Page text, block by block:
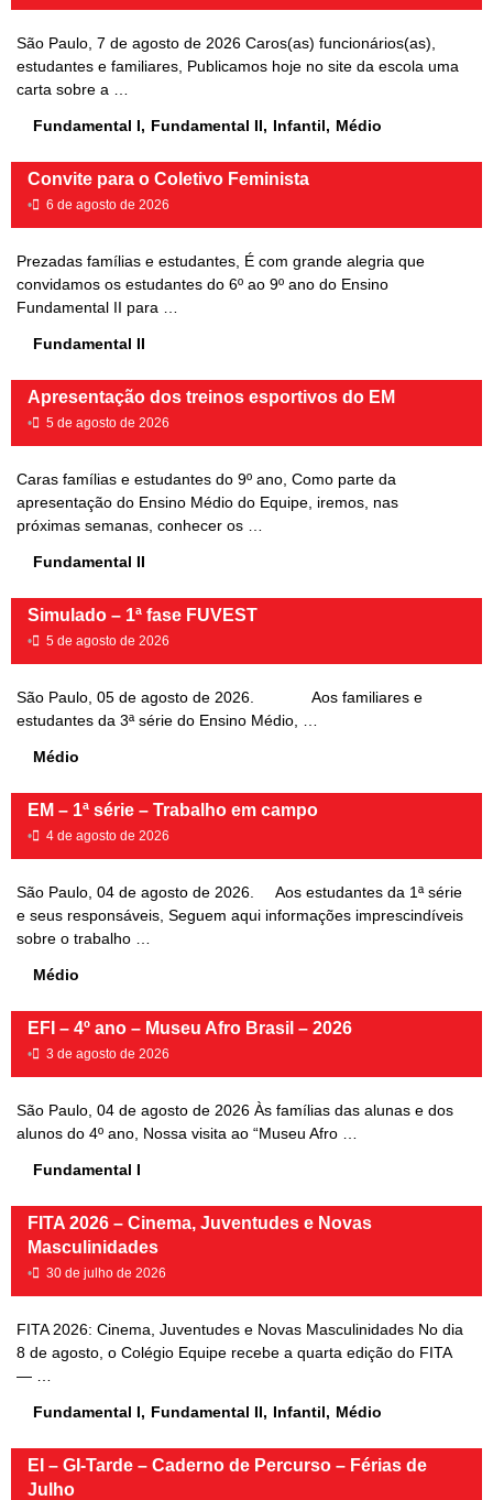
São Paulo, 7 de agosto de 2026 Caros(as) funcionários(as),
estudantes e familiares, Publicamos hoje no site da escola uma
carta sobre a …
Fundamental I, Fundamental II, Infantil, Médio
Convite para o Coletivo Feminista
• 6 de agosto de 2026
Prezadas famílias e estudantes, É com grande alegria que
convidamos os estudantes do 6º ao 9º ano do Ensino
Fundamental II para …
Fundamental II
Apresentação dos treinos esportivos do EM
• 5 de agosto de 2026
Caras famílias e estudantes do 9º ano, Como parte da
apresentação do Ensino Médio do Equipe, iremos, nas
próximas semanas, conhecer os …
Fundamental II
Simulado – 1ª fase FUVEST
• 5 de agosto de 2026
São Paulo, 05 de agosto de 2026. Aos familiares e
estudantes da 3ª série do Ensino Médio, …
Médio
EM – 1ª série – Trabalho em campo
• 4 de agosto de 2026
São Paulo, 04 de agosto de 2026. Aos estudantes da 1ª série
e seus responsáveis, Seguem aqui informações imprescindíveis
sobre o trabalho …
Médio
EFI – 4º ano – Museu Afro Brasil – 2026
• 3 de agosto de 2026
São Paulo, 04 de agosto de 2026 Às famílias das alunas e dos
alunos do 4º ano, Nossa visita ao “Museu Afro …
Fundamental I
FITA 2026 – Cinema, Juventudes e Novas
Masculinidades
• 30 de julho de 2026
FITA 2026: Cinema, Juventudes e Novas Masculinidades No dia
8 de agosto, o Colégio Equipe recebe a quarta edição do FITA
— …
Fundamental I, Fundamental II, Infantil, Médio
EI – GI-Tarde – Caderno de Percurso – Férias de
Julho